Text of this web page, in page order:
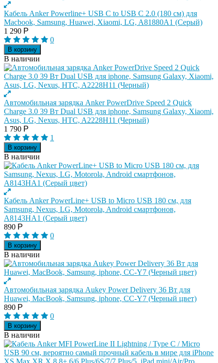
Кабель Anker Powerline+ USB C to USB C 2.0 (180 см) для
Macbook, Samsung, Huawei, Xiaomi, LG, A81880A1 (Серый)
1 290 Р
0
В корзину
В наличии
Автомобильная зарядка Anker PowerDrive Speed 2 Quick
Charge 3.0 39 Вт Dual USB для iphone, Samsung Galaxy, Xiaomi,
Asus, LG, Nexus, HTC, A2228H11 (Черный)
1 790 Р
1
В корзину
В наличии
Кабель Anker PowerLine+ USB to Micro USB 180 см, для
Samsung, Nexus, LG, Motorola, Android смартфонов,
A8143HA1 (Серый цвет)
890 Р
0
В корзину
В наличии
Автомобильная зарядка Aukey Power Delivery 36 Вт для
Huawei, MacBook, Samsung, iphone, СС-Y7 (Черный цвет)
890 Р
0
В корзину
В наличии